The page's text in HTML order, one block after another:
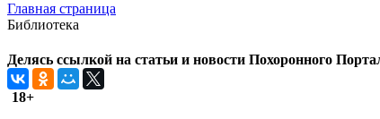
Главная страница
Библиотека
Делясь ссылкой на статьи и новости Похоронного
18+